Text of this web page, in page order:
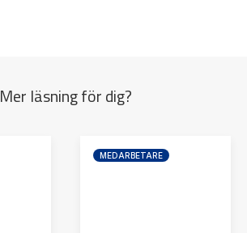
Mer läsning för dig?
MEDARBETARE